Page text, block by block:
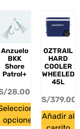
Anzuelo
BKK
Shore
Patrol+
28.00
opciones
OZTRAIL
HARD
COOLER
WHEELED
45L
S/379.00
Añadir al